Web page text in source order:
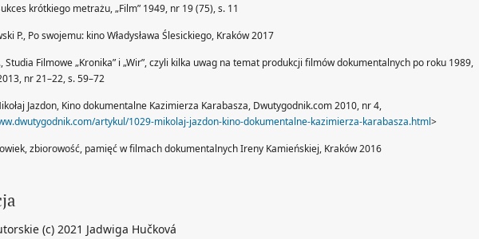
krótkiego metrażu, „Film” 1949, nr 19 (75), s. 11
P., Po swojemu: kino Władysława Ślesickiego, Kraków 2017
Studia Filmowe „Kronika” i „Wir”, czyli kilka uwag na temat produkcji filmów dokumentalnych po roku 1989,
nr 21–22, s. 59–72
Jazdon, Kino dokumentalne Kazimierza Karabasza, Dwutygodnik.com 2010, nr 4,
artykul/1029-mikolaj-jazdon-kino-dokumentalne-kazimierza-karabasza.html>
zbiorowość, pamięć w filmach dokumentalnych Ireny Kamieńskiej, Kraków 2016
(c) 2021 Jadwiga Hučková